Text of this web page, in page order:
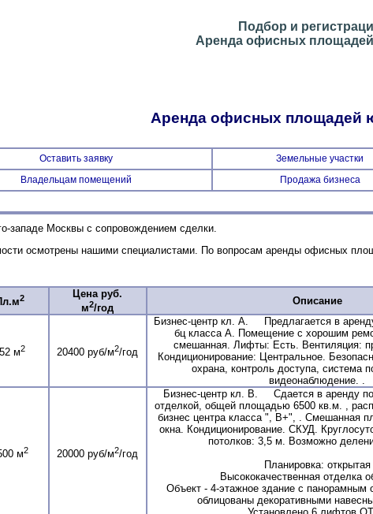
Подбор и
Аренда офисных
Аренда офисных площадей
Оставить заявку Земельные участки
Владельцам помещений Продажа бизнеса
западе Москвы с сопровождением сделки.
осмотрены нашими специалистами. По вопросам аренды офисных
2
Цена руб.
м2/год
Описание
м2 20400 руб/м2/год
Бизнес-центр кл. А. Предлагается в
бц класса А. Помещение с хорошим
смешанная. Лифты: Есть. Вентиляция:
Кондиционирование: Центральное.
охрана, контроль доступа, система
видеонаблюдение. .
м2 20000 руб/м2/год
Бизнес-центр кл. В. Сдается в аренду
отделкой, общей площадью 6500 кв.м. ,
бизнес центра класса ", В+", . Смешанная
окна. Кондиционирование. СКУД.
потолков: 3,5 м. Возможно
Планировка: открытая
Высококачественная отделка
Объект - 4-этажное здание с панорамным
облицованы декоративными